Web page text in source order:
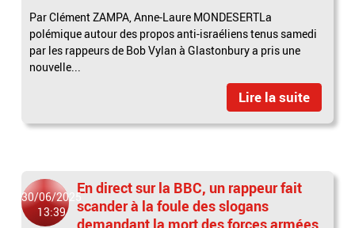
Par Clément ZAMPA, Anne-Laure MONDESERTLa
polémique autour des propos anti-israéliens tenus samedi
par les rappeurs de Bob Vylan à Glastonbury a pris une
nouvelle...
Lire la suite
30/06/2025
13:39
En direct sur la BBC, un rappeur fait
scander à la foule des slogans